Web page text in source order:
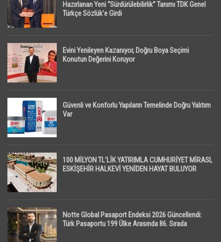
Hazırlanan Yeni “Sürdürülebilirlik” Tanımı TDK Genel
Türkçe Sözlük’e Girdi
Evini Yenileyen Kazanıyor, Doğru Boya Seçimi
Konutun Değerini Koruyor
Güvenli ve Konforlu Yapıların Temelinde Doğru Yalıtım
Var
100 MİLYON TL’LİK YATIRIMLA CUMHURİYET MİRASI,
ESKİŞEHİR HALKEVİ YENİDEN HAYAT BULUYOR
Notte Global Pasaport Endeksi 2026 Güncellendi:
Türk Pasaportu 199 Ülke Arasında 86. Sırada